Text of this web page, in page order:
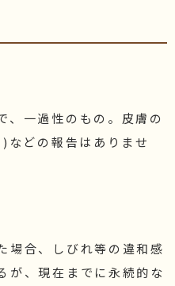
、一過性のもの。皮膚の
などの報告はありませ
場合、しびれ等の違和感
が、現在までに永続的な